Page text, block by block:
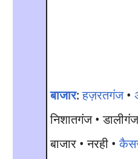
बाजार:हज़रतगंज•
निशातगंज •
बाजार • नरही •